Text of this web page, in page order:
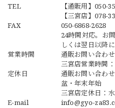
TEL
【通販用】050-
【三宮店】078-
FAX
050-6868-2628
24時間対応。お
しくは翌日以降
営業時間
通販お問い合わ
三宮店営業時間
定休日
通販お問い合わ
盆・年末年始
三宮店定休日：
E-mail
info@gyo-